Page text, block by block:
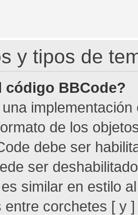
y tipos de
código BBCode?
de los
debe ser
ser
similar en estilo
entre corchetes [ y